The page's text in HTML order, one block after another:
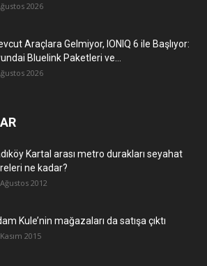
2026
Araçlara Gelmiyor, IONIQ 6 ile Başlıyor:
Bluelink Paketleri ve...
2026
Kartal arası metro durakları seyahat
ne kadar?
2012
Kule’nin mağazaları da satışa çıktı
2015